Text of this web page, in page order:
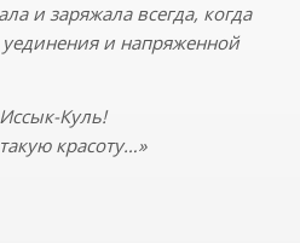
и заряжала всегда, когда
уединения и напряженной
Куль!
красоту…»